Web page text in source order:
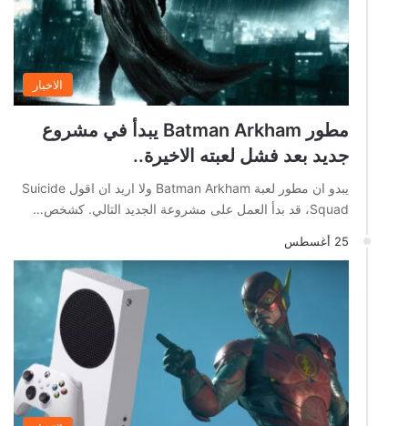
الاخبار
مطور Batman Arkham يبدأ في مشروع
جديد بعد فشل لعبته الاخيرة..
يبدو ان مطور لعبة Batman Arkham ولا اريد ان اقول Suicide
Squad، قد بدأ العمل على مشروعة الجديد التالي. كشخص…
25 أغسطس